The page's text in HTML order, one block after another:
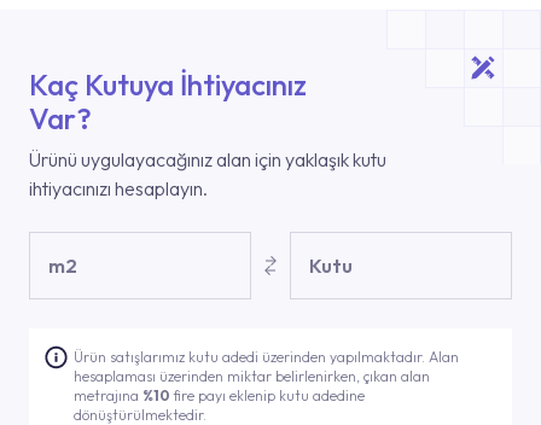
Kaç Kutuya İhtiyacınız
Var?
Ürünü uygulayacağınız alan için yaklaşık kutu
ihtiyacınızı hesaplayın.
m2 Kutu
Ürün satışlarımız kutu adedi üzerinden yapılmaktadır. Alan
hesaplaması üzerinden miktar belirlenirken, çıkan alan
metrajına %10fire payı eklenip kutu adedine
dönüştürülmektedir.